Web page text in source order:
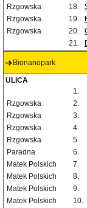
Rzgowska
18.
Rzgowska
19.
Rzgowska
20.
21.
Bionanopark
ULICA
1.
Rzgowska
2.
Rzgowska
3.
Rzgowska
4.
Rzgowska
5.
Paradna
6.
Matek Polskich
7.
Matek Polskich
8.
Matek Polskich
9.
Matek Polskich
10.